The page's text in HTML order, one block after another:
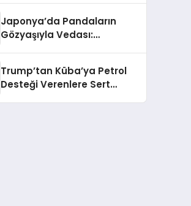
Japonya’da Pandaların
Gözyaşıyla Vedası:
Trump’tan Küba’ya Petrol
Desteği Verenlere Sert